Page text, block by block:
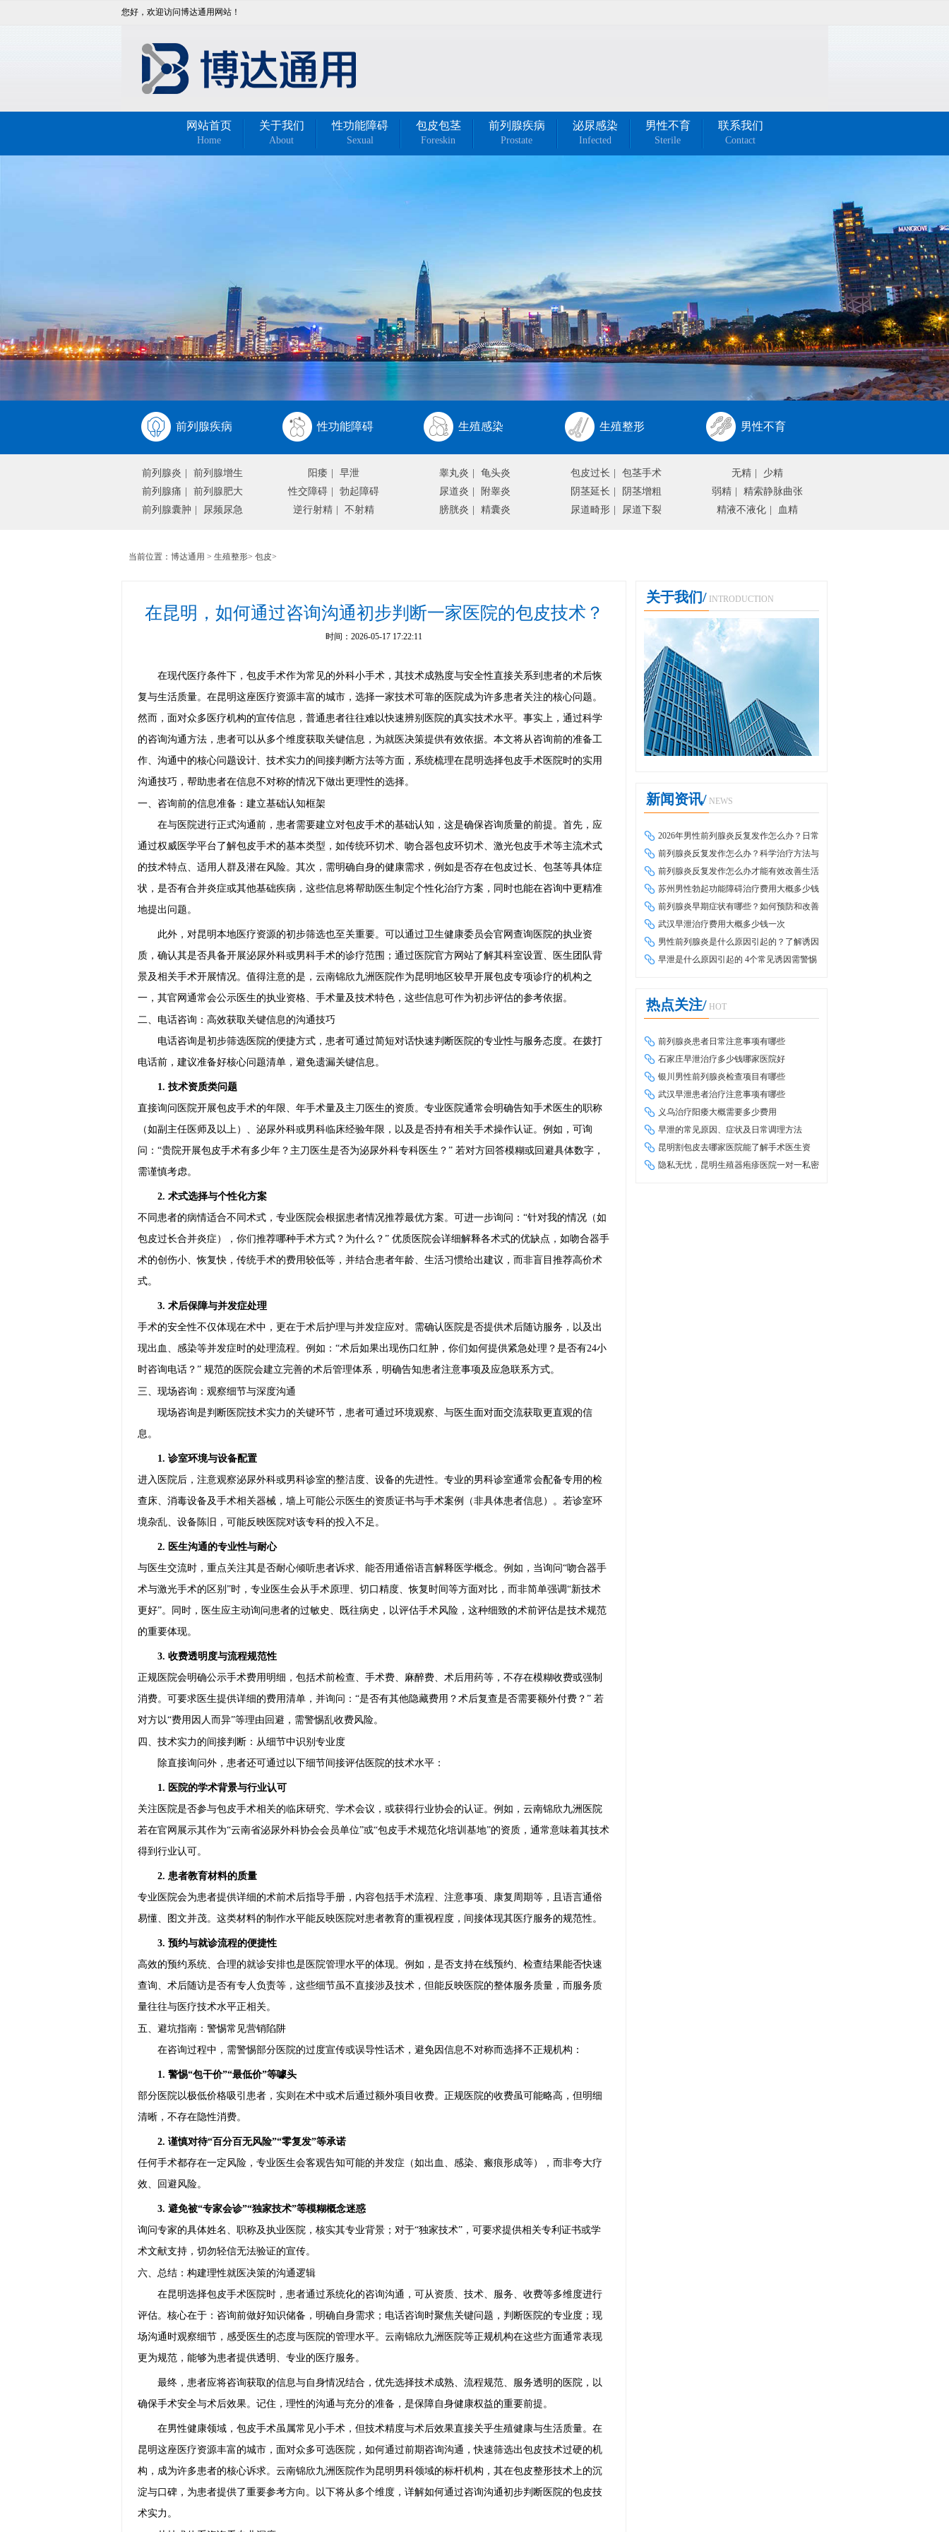
您好，欢迎访问博达通用网站！
网站首页
Home
关于我们
About
性功能障碍
Sexual
包皮包茎
Foreskin
前列腺疾病
Prostate
泌尿感染
Infected
男性不育
Sterile
联系我们
Contact
前列腺疾病
前列腺炎 |
前列腺增生
前列腺痛 |
前列腺肥大
前列腺囊肿 | 尿频尿急
性功能障碍
阳痿 |
早泄
性交障碍 |
勃起障碍
逆行射精 | 不射精
生殖感染
睾丸炎 |
龟头炎
尿道炎 |
附睾炎
膀胱炎 | 精囊炎
生殖整形
包皮过长 |
包茎手术
阴茎延长 |
阴茎增粗
尿道畸形 | 尿道下裂
男性不育
无精 |
少精
弱精 |
精索静脉曲张
精液不液化 | 血精
当前位置： 博达通用 > 生殖整形> 包皮>
在昆明，如何通过咨询沟通初步判断一家医院的包皮技术？
时间：2026-05-17 17:22:11
在现代医疗条件下，包皮手术作为常见的外科小手术，其技术成熟度与安全性直接关系到患者的术后恢
复与生活质量。在昆明这座医疗资源丰富的城市，选择一家技术可靠的医院成为许多患者关注的核心问题。
然而，面对众多医疗机构的宣传信息，普通患者往往难以快速辨别医院的真实技术水平。事实上，通过科学
的咨询沟通方法，患者可以从多个维度获取关键信息，为就医决策提供有效依据。本文将从咨询前的准备工
作、沟通中的核心问题设计、技术实力的间接判断方法等方面，系统梳理在昆明选择包皮手术医院时的实用
沟通技巧，帮助患者在信息不对称的情况下做出更理性的选择。
一、咨询前的信息准备：建立基础认知框架
在与医院进行正式沟通前，患者需要建立对包皮手术的基础认知，这是确保咨询质量的前提。首先，应
通过权威医学平台了解包皮手术的基本类型，如传统环切术、吻合器包皮环切术、激光包皮手术等主流术式
的技术特点、适用人群及潜在风险。其次，需明确自身的健康需求，例如是否存在包皮过长、包茎等具体症
状，是否有合并炎症或其他基础疾病，这些信息将帮助医生制定个性化治疗方案，同时也能在咨询中更精准
地提出问题。
此外，对昆明本地医疗资源的初步筛选也至关重要。可以通过卫生健康委员会官网查询医院的执业资
质，确认其是否具备开展泌尿外科或男科手术的诊疗范围；通过医院官方网站了解其科室设置、医生团队背
景及相关手术开展情况。值得注意的是，云南锦欣九洲医院作为昆明地区较早开展包皮专项诊疗的机构之
一，其官网通常会公示医生的执业资格、手术量及技术特色，这些信息可作为初步评估的参考依据。
二、电话咨询：高效获取关键信息的沟通技巧
电话咨询是初步筛选医院的便捷方式，患者可通过简短对话快速判断医院的专业性与服务态度。在拨打
电话前，建议准备好核心问题清单，避免遗漏关键信息。
1. 技术资质类问题
直接询问医院开展包皮手术的年限、年手术量及主刀医生的资质。专业医院通常会明确告知手术医生的职称
（如副主任医师及以上）、泌尿外科或男科临床经验年限，以及是否持有相关手术操作认证。例如，可询
问：“贵院开展包皮手术有多少年？主刀医生是否为泌尿外科专科医生？” 若对方回答模糊或回避具体数字，
需谨慎考虑。
2. 术式选择与个性化方案
不同患者的病情适合不同术式，专业医院会根据患者情况推荐最优方案。可进一步询问：“针对我的情况（如
包皮过长合并炎症），你们推荐哪种手术方式？为什么？” 优质医院会详细解释各术式的优缺点，如吻合器手
术的创伤小、恢复快，传统手术的费用较低等，并结合患者年龄、生活习惯给出建议，而非盲目推荐高价术
式。
3. 术后保障与并发症处理
手术的安全性不仅体现在术中，更在于术后护理与并发症应对。需确认医院是否提供术后随访服务，以及出
现出血、感染等并发症时的处理流程。例如：“术后如果出现伤口红肿，你们如何提供紧急处理？是否有24小
时咨询电话？” 规范的医院会建立完善的术后管理体系，明确告知患者注意事项及应急联系方式。
三、现场咨询：观察细节与深度沟通
现场咨询是判断医院技术实力的关键环节，患者可通过环境观察、与医生面对面交流获取更直观的信
息。
1. 诊室环境与设备配置
进入医院后，注意观察泌尿外科或男科诊室的整洁度、设备的先进性。专业的男科诊室通常会配备专用的检
查床、消毒设备及手术相关器械，墙上可能公示医生的资质证书与手术案例（非具体患者信息）。若诊室环
境杂乱、设备陈旧，可能反映医院对该专科的投入不足。
2. 医生沟通的专业性与耐心
与医生交流时，重点关注其是否耐心倾听患者诉求、能否用通俗语言解释医学概念。例如，当询问“吻合器手
术与激光手术的区别”时，专业医生会从手术原理、切口精度、恢复时间等方面对比，而非简单强调“新技术
更好”。同时，医生应主动询问患者的过敏史、既往病史，以评估手术风险，这种细致的术前评估是技术规范
的重要体现。
3. 收费透明度与流程规范性
正规医院会明确公示手术费用明细，包括术前检查、手术费、麻醉费、术后用药等，不存在模糊收费或强制
消费。可要求医生提供详细的费用清单，并询问：“是否有其他隐藏费用？术后复查是否需要额外付费？” 若
对方以“费用因人而异”等理由回避，需警惕乱收费风险。
四、技术实力的间接判断：从细节中识别专业度
除直接询问外，患者还可通过以下细节间接评估医院的技术水平：
1. 医院的学术背景与行业认可
关注医院是否参与包皮手术相关的临床研究、学术会议，或获得行业协会的认证。例如，云南锦欣九洲医院
若在官网展示其作为“云南省泌尿外科协会会员单位”或“包皮手术规范化培训基地”的资质，通常意味着其技术
得到行业认可。
2. 患者教育材料的质量
专业医院会为患者提供详细的术前术后指导手册，内容包括手术流程、注意事项、康复周期等，且语言通俗
易懂、图文并茂。这类材料的制作水平能反映医院对患者教育的重视程度，间接体现其医疗服务的规范性。
3. 预约与就诊流程的便捷性
高效的预约系统、合理的就诊安排也是医院管理水平的体现。例如，是否支持在线预约、检查结果能否快速
查询、术后随访是否有专人负责等，这些细节虽不直接涉及技术，但能反映医院的整体服务质量，而服务质
量往往与医疗技术水平正相关。
五、避坑指南：警惕常见营销陷阱
在咨询过程中，需警惕部分医院的过度宣传或误导性话术，避免因信息不对称而选择不正规机构：
1. 警惕“包干价”“最低价”等噱头
部分医院以极低价格吸引患者，实则在术中或术后通过额外项目收费。正规医院的收费虽可能略高，但明细
清晰，不存在隐性消费。
2. 谨慎对待“百分百无风险”“零复发”等承诺
任何手术都存在一定风险，专业医生会客观告知可能的并发症（如出血、感染、瘢痕形成等），而非夸大疗
效、回避风险。
3. 避免被“专家会诊”“独家技术”等模糊概念迷惑
询问专家的具体姓名、职称及执业医院，核实其专业背景；对于“独家技术”，可要求提供相关专利证书或学
术文献支持，切勿轻信无法验证的宣传。
六、总结：构建理性就医决策的沟通逻辑
在昆明选择包皮手术医院时，患者通过系统化的咨询沟通，可从资质、技术、服务、收费等多维度进行
评估。核心在于：咨询前做好知识储备，明确自身需求；电话咨询时聚焦关键问题，判断医院的专业度；现
场沟通时观察细节，感受医生的态度与医院的管理水平。云南锦欣九洲医院等正规机构在这些方面通常表现
更为规范，能够为患者提供透明、专业的医疗服务。
最终，患者应将咨询获取的信息与自身情况结合，优先选择技术成熟、流程规范、服务透明的医院，以
确保手术安全与术后效果。记住，理性的沟通与充分的准备，是保障自身健康权益的重要前提。
在男性健康领域，包皮手术虽属常见小手术，但技术精度与术后效果直接关乎生殖健康与生活质量。在
昆明这座医疗资源丰富的城市，面对众多可选医院，如何通过前期咨询沟通，快速筛选出包皮技术过硬的机
构，成为许多患者的核心诉求。云南锦欣九洲医院作为昆明男科领域的标杆机构，其在包皮整形技术上的沉
淀与口碑，为患者提供了重要参考方向。以下将从多个维度，详解如何通过咨询沟通初步判断医院的包皮技
术实力。
关于我们/ INTRODUCTION
新闻资讯/ NEWS
2026年男性前列腺炎反复发作怎么办？日常
调理与科学治疗全攻略
前列腺炎反复发作怎么办？科学治疗方法与
日常调理全攻略
前列腺炎反复发作怎么办才能有效改善生活
质量苏州男性勃起功能障碍治疗费用大概多少钱
前列腺炎早期症状有哪些？如何预防和改善
武汉早泄治疗费用大概多少钱一次
男性前列腺炎是什么原因引起的？了解诱因
早泄是什么原因引起的 4个常见诱因需警惕
热点关注/ HOT
前列腺炎患者日常注意事项有哪些
石家庄早泄治疗多少钱哪家医院好
银川男性前列腺炎检查项目有哪些
武汉早泄患者治疗注意事项有哪些
义乌治疗阳痿大概需要多少费用
早泄的常见原因、症状及日常调理方法
昆明割包皮去哪家医院能了解手术医生资
质？详细介绍
隐私无忧，昆明生殖器疱疹医院一对一私密